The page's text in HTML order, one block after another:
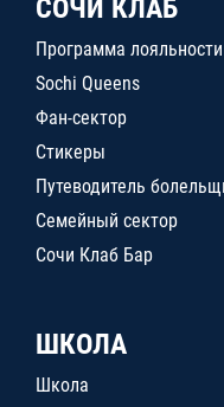
СОЧИ КЛАБ
Программа лояльности
Sochi Queens
Фан-сектор
Стикеры
Путеводитель
Семейный сектор
Сочи Клаб Бар
ШКОЛА
Школа